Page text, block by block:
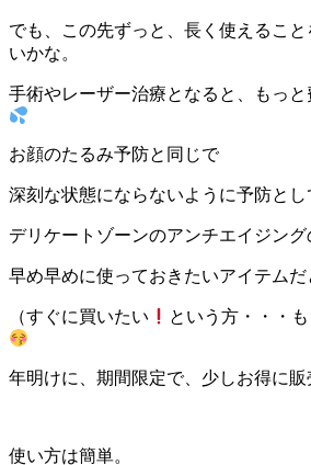
でも、この先ずっと、長く使えるこ
いかな。
手術やレーザー治療となると、もっ
お顔のたるみ予防と同じで
深刻な状態にならないように予防とし
デリケートゾーンのアンチエイジング
早め早めに使っておきたいアイテムだ
（すぐに買いたい という方・・・
年明けに、期間限定で、少しお得に
使い方は簡単。